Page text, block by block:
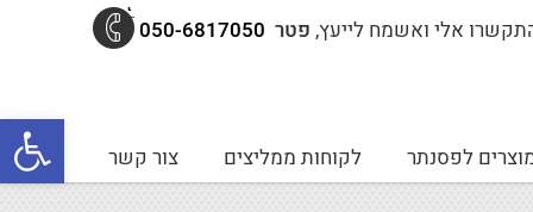
אלי ואשמח לייעץ, פטר
לפסנתר לקוחות ממליצים צור קשר
פתח סרגל